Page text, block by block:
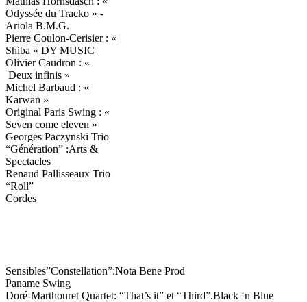
Odyssée du Tracko » -
Ariola B.M.G.
Pierre Coulon-Cerisier : «
Shiba » DY MUSIC
Olivier Caudron : «
Deux infinis »
Michel Barbaud : «
Karwan »
Original Paris Swing : «
Seven come eleven »
Georges Paczynski Trio
“Génération” :Arts &
Spectacles
Renaud Pallisseaux Trio
“Roll”
Cordes
Sensibles”Constellation”:Nota Bene Prod
Paname Swing
Doré-Marthouret Quartet: “That’s it” et “Third”.Black ‘n Blue